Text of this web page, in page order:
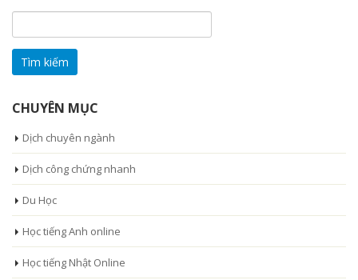
kiếm
cho:
CHUYÊN MỤC
Dịch chuyên ngành
Dịch công chứng nhanh
Du Học
Học tiếng Anh online
Học tiếng Nhật Online